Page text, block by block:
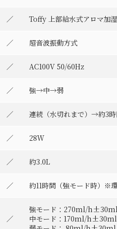
Toffy 上部給水式アロマ加
超音波振動方式
AC100V 50/60Hz
強→中→弱
連続（水切れまで）→約3
28W
約3.0L
約11時間（強モード時）※
強モード：270ml/
中モード：170ml/h±30ml